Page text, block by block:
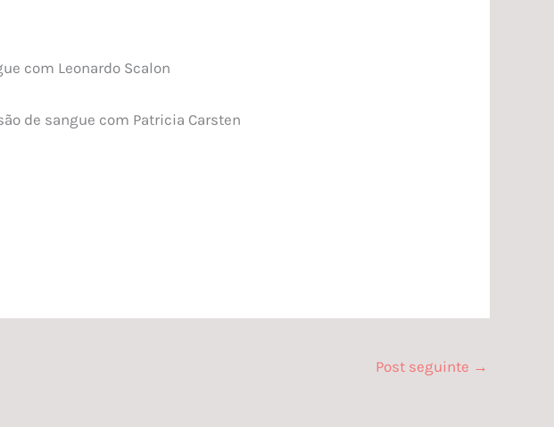
com Leonardo Scalon
de sangue com Patricia Carsten
Post seguinte →